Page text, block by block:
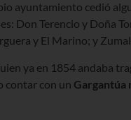
ayuntamiento cedió
Don Terencio y Doña
y El Marino; y
ya en 1854 andaba
contar con un Gargantúa